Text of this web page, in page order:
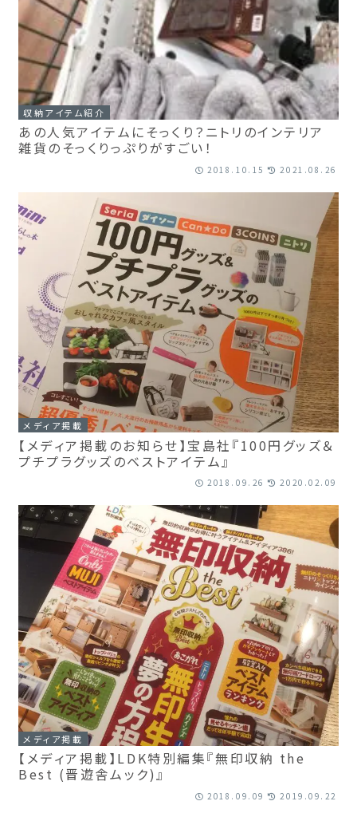
収納アイテム紹介
あの人気アイテムにそっくり？ニトリのインテリア
雑貨のそっくりっぷりがすごい！
2018.10.15 2021.08.26
メディア掲載
【メディア掲載のお知らせ】宝島社『100円グッズ＆
プチプラグッズのベストアイテム』
2018.09.26 2020.02.09
メディア掲載
【メディア掲載】LDK特別編集『無印収納 the
Best (晋遊舎ムック)』
2018.09.09 2019.09.22